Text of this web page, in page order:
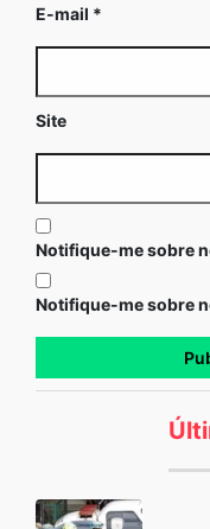
E-mail *
Site
Notifique-me sobre
Notifique-me sobre